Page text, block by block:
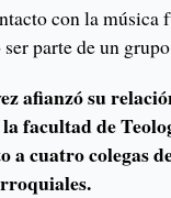
con la música
parte de un
afianzó su
facultad de
a cuatro colegas